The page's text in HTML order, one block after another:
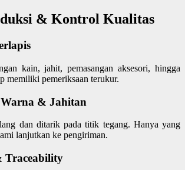
& Kontrol Kualitas
kain, jahit, pemasangan aksesori, hingga
memiliki pemeriksaan terukur.
& Jahitan
dan ditarik pada titik tegang. Hanya yang
lanjutkan ke pengiriman.
Traceability